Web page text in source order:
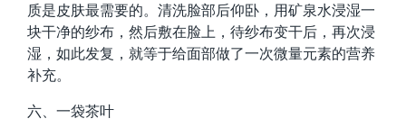
质是皮肤最需要的。清洗脸部后仰卧，用矿泉水浸湿一
块干净的纱布，然后敷在脸上，待纱布变干后，再次浸
湿，如此发复，就等于给面部做了一次微量元素的营养
补充。
六、一袋茶叶